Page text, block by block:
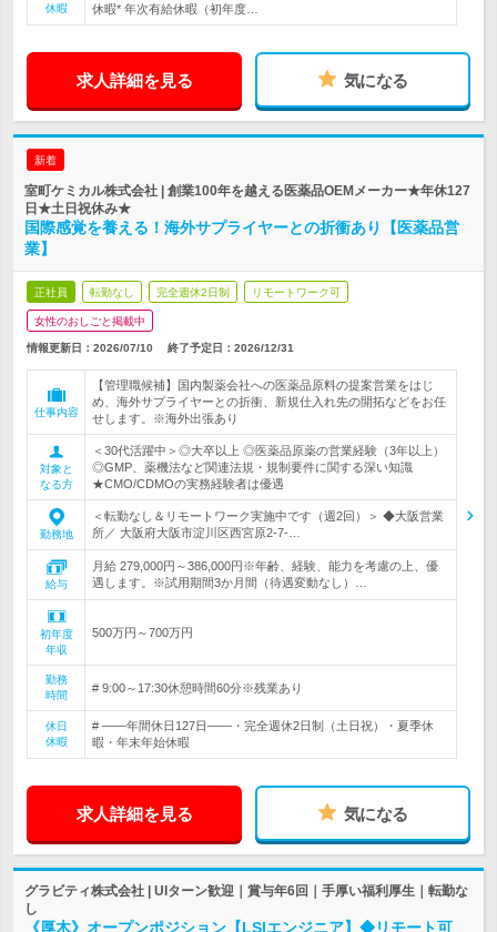
休暇
休暇* 年次有給休暇（初年度…
求人詳細を見る 気になる
新着
室町ケミカル株式会社 | 創業100年を越える医薬品OEMメーカー★年休127
日★土日祝休み★
国際感覚を養える！海外サプライヤーとの折衝あり【医薬品営
業】
正社員 転勤なし 完全週休2日制 リモートワーク可
女性のおしごと掲載中
情報更新日：2026/07/10 終了予定日： 2026/12/31
仕事内容
【管理職候補】国内製薬会社への医薬品原料の提案営業をはじ
め、海外サプライヤーとの折衝、新規仕入れ先の開拓などをお任
せします。※海外出張あり
対象と
なる方
＜30代活躍中＞◎大卒以上 ◎医薬品原薬の営業経験（3年以上）
◎GMP、薬機法など関連法規・規制要件に関する深い知識
★CMO/CDMOの実務経験者は優遇
勤務地
＜転勤なし＆リモートワーク実施中です（週2回）＞ ◆大阪営業
所／ 大阪府大阪市淀川区西宮原2-7-…
給与
月給 279,000円～386,000円※年齢、経験、能力を考慮の上、優
遇します。※試用期間3か月間（待遇変動なし）…
初年度
年収
500万円～700万円
勤務
時間
# 9:00～17:30休憩時間60分※残業あり
休日
休暇
# ――年間休日127日――・完全週休2日制（土日祝）・夏季休
暇・年末年始休暇
求人詳細を見る 気になる
グラビティ株式会社 | UIターン歓迎｜賞与年6回｜手厚い福利厚生｜転勤な
し
《厚木》オープンポジション【LSIエンジニア】◆リモート可